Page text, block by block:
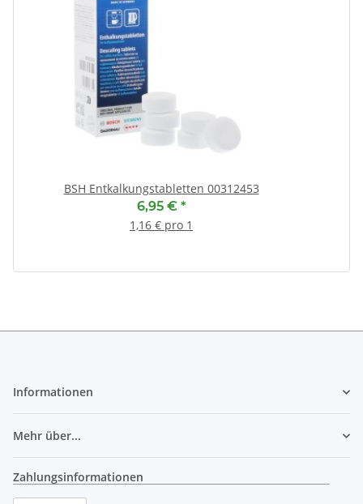
BSH Entkalkungstabletten 00312453
6,95 € *
1,16 € pro 1
Informationen
Mehr über...
Zahlungsinformationen